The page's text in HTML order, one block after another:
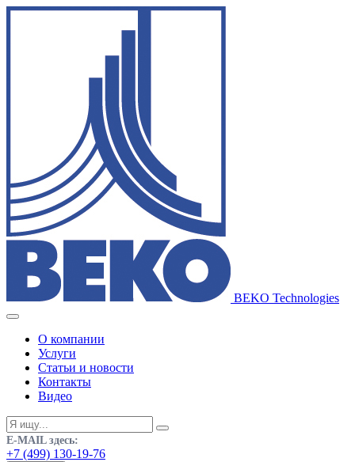
BEKO Technologies
О компании
Услуги
Статьи и новости
Контакты
Видео
E-MAIL здесь:
+7 (499) 130-19-76